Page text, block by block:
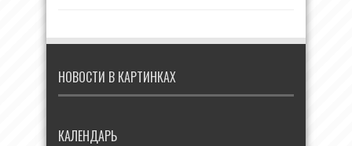
НОВОСТИ В КАРТИНКАХ
КАЛЕНДАРЬ